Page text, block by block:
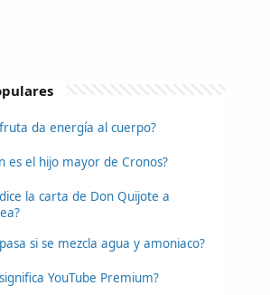
da energía al cuerpo?
es el hijo mayor de Cronos?
la carta de Don Quijote a
si se mezcla agua y amoniaco?
YouTube Premium?